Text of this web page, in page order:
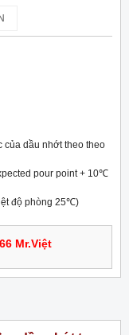
của dầu nhớt theo theo
pour point + 10℃
độ phòng 25℃)
Mr.Việt